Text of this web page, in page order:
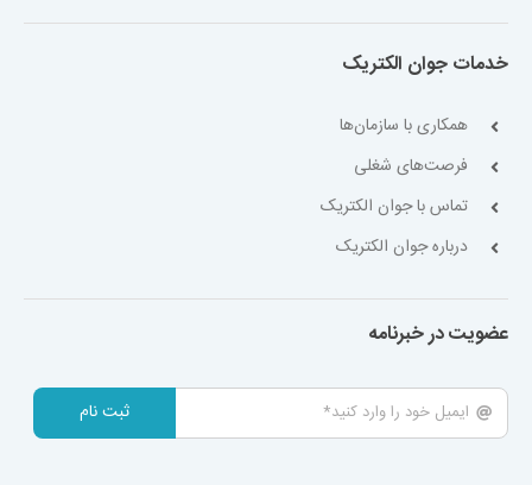
خدمات جوان الکتریک
همکاری با سازمان‌ها
فرصت‌های شغلی
تماس با جوان الکتریک
درباره جوان الکتریک
عضویت در خبرنامه
ثبت نام